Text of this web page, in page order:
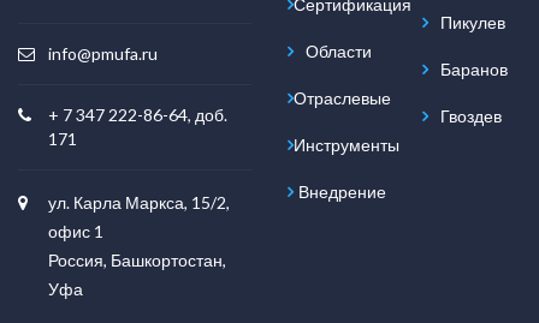
info@pmufa.ru
+ 7 347 222-86-64, доб.
171
ул. Карла Маркса, 15/2,
офис 1
Россия, Башкортостан,
Уфа
Сертификация
Области
Отраслевые
Инструменты
Внедрение
Пикулев
Баранов
Гвоздев